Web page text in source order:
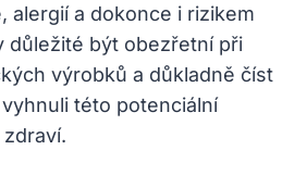
alergií a dokonce i rizikem
důležité být obezřetní při
výrobků a důkladně číst
této potenciální